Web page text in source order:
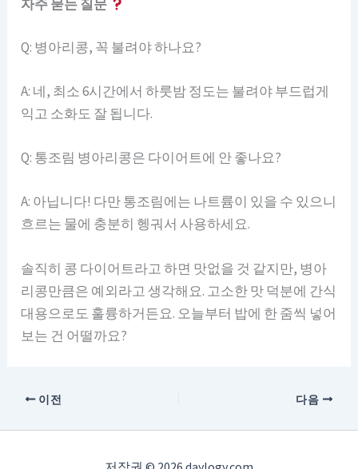
자주 묻는 질문
Q: 병아리콩, 꼭 불려야 하나요?
A: 네, 최소 6시간에서 하룻밤 정도는 불려야 부드럽게
익고 소화도 잘 됩니다.
Q: 통조림 병아리콩은 다이어트에 안 좋나요?
A: 아닙니다! 다만 통조림에는 나트륨이 있을 수 있으니
흐르는 물에 충분히 헹궈서 사용하세요.
솔직히 콩 다이어트라고 하면 맛없을 것 같지만, 병아
리콩만큼은 예외라고 생각해요. 고소한 맛 덕분에 간식
대용으로도 훌륭하거든요. 오늘부터 밥에 한 줌씩 넣어
보는 건 어떨까요?
이전 다음